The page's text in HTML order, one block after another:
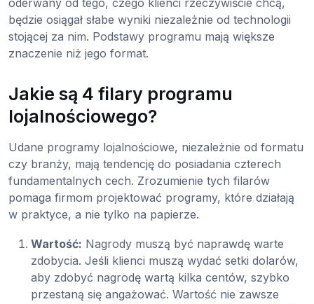
oderwany od tego, czego klienci rzeczywiście chcą,
będzie osiągał słabe wyniki niezależnie od technologii
stojącej za nim. Podstawy programu mają większe
znaczenie niż jego format.
Jakie są 4 filary programu
lojalnościowego?
Udane programy lojalnościowe, niezależnie od formatu
czy branży, mają tendencję do posiadania czterech
fundamentalnych cech. Zrozumienie tych filarów
pomaga firmom projektować programy, które działają
w praktyce, a nie tylko na papierze.
Wartość: Nagrody muszą być naprawdę warte
zdobycia. Jeśli klienci muszą wydać setki dolarów,
aby zdobyć nagrodę wartą kilka centów, szybko
przestaną się angażować. Wartość nie zawsze